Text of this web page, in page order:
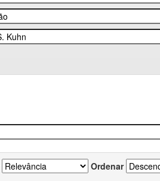
Ordenar